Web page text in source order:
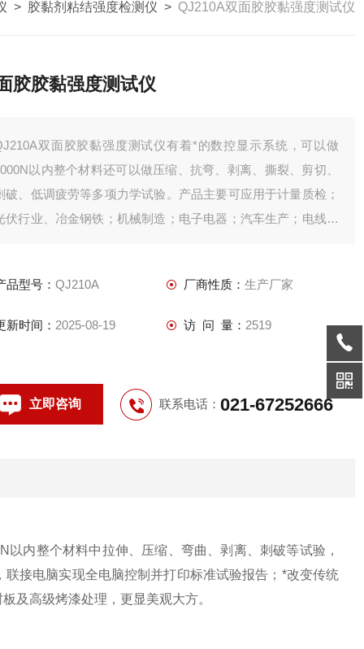
> 胶黏剂粘结强度检测仪 > QJ210A双面胶胶黏强度测试仪
胶胶黏强度测试仪
双面胶胶黏强度测试仪有着*的数控显示系统，可以做
以内整个材料还可以做压缩、抗弯、剥离、撕裂、剪切、
破、低调疲劳等多项力学试验。产品主要可应用于计量质检；
伏行业、冶金钢铁；机械制造；电子电器；汽车生产；电线电
品型号： QJ210A 厂商性质： 生产厂家
新时间： 2025-08-19 访 问 量： 2519
立即咨询 联系电话： 021-67252666
以内整个材料中拉伸、压缩、 弯曲、剥离、刺破等试验，
接电脑实现全电脑控制并打印标准试验报告； *改变传统
及高级烤漆处理，更显美观大方。